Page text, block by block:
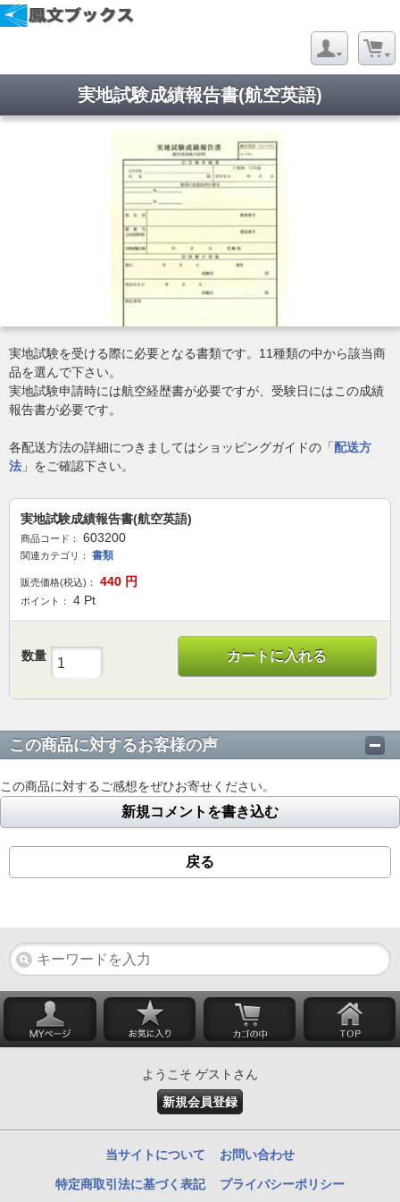
実地試験成績報告書(航空英語)
実地試験を受ける際に必要となる書類です。11種類の中から該当商
品を選んで下さい。
実地試験申請時には航空経歴書が必要ですが、受験日にはこの成績
報告書が必要です。
各配送方法の詳細につきましてはショッピングガイドの「配送方
法 」をご確認下さい。
実地試験成績報告書(航空英語)
商品コード： 603200
関連カテゴリ： 書類
販売価格(税込)： 440 円
ポイント： 4 Pt
数量 カートに入れる
この商品に対するお客様の声
この商品に対するご感想をぜひお寄せください。
新規コメントを書き込む
戻る
ようこそ ゲストさん
新規会員登録
当サイトについて お問い合わせ
特定商取引法に基づく表記 プライバシーポリシー